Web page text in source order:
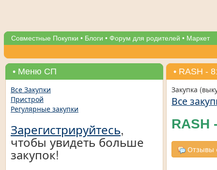
Совместные Покупки • Блоги • Форум для родителей • Маркет
• Меню СП
Все Закупки
Пристрой
Регулярные закупки
Зарегистрируйтесь,
чтобы увидеть больше
закупок!
• RASH -
Закупка
Все
RASH
Отзывы